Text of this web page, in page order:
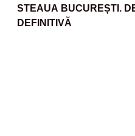
STEAUA BUCUREȘTI.
DEFINITIVĂ